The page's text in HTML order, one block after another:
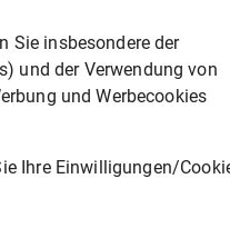
zu
zu nehmen. Der
unverzüglich darüber
§ 96
Sie insbesondere der
und der Verwendung von
und Werbecookies
Ihre Einwilligungen/